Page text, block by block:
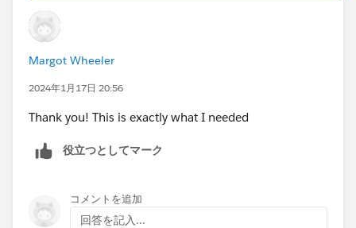
Margot Wheeler
2024年1月17日 20:56
Thank you! This is exactly what I needed
役立つとしてマーク
コメントを追加
回答を記入...